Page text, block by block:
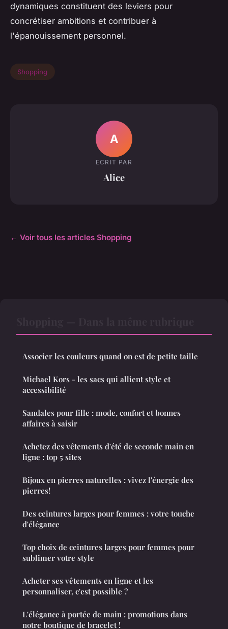
dynamiques constituent des leviers pour
concrétiser ambitions et contribuer à
l'épanouissement personnel.
Shopping
A
ECRIT PAR
Alice
← Voir tous les articles Shopping
Associer les couleurs quand on est de petite taille
Michael Kors - les sacs qui allient style et
accessibilité
Sandales pour fille : mode, confort et bonnes
affaires à saisir
Achetez des vêtements d'été de seconde main en
ligne : top 5 sites
Bijoux en pierres naturelles : vivez l'énergie des
pierres!
Des ceintures larges pour femmes : votre touche
d'élégance
Top choix de ceintures larges pour femmes pour
sublimer votre style
Acheter ses vêtements en ligne et les
personnaliser, c'est possible ?
L'élégance à portée de main : promotions dans
notre boutique de bracelet !